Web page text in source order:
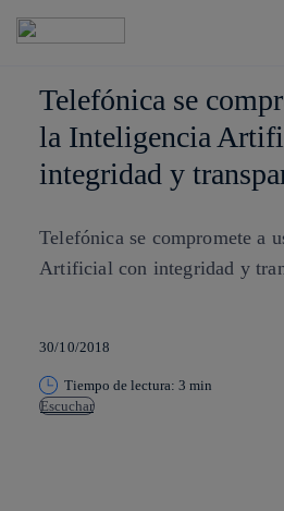
Telefónica se
la Inteligencia
integridad y
Telefónica se compromete a
Artificial con integridad y
30/10/2018
Tiempo de lectura: 3 min
Escuchar